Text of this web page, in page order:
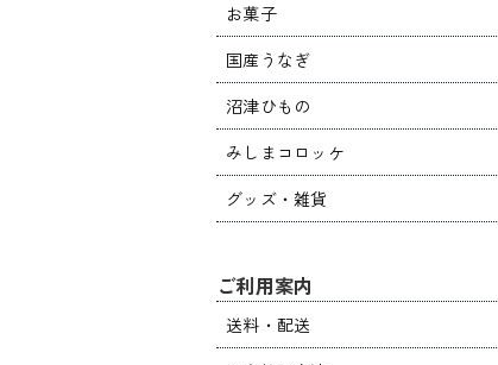
お菓子
国産うなぎ
沼津ひもの
みしまコロッケ
グッズ・雑貨
ご利用案内
送料・配送